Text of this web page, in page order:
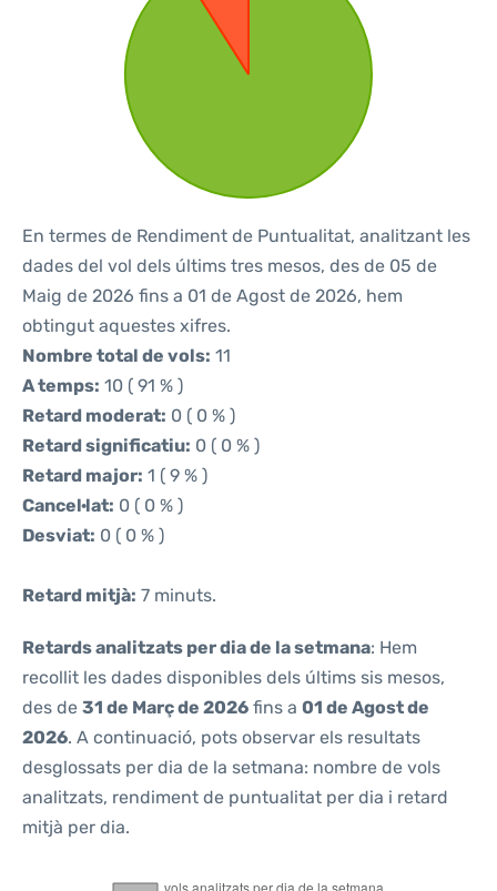
En termes de Rendiment de Puntualitat, analitzant les
dades del vol dels últims tres mesos, des de 05 de
Maig de 2026 fins a 01 de Agost de 2026, hem
obtingut aquestes xifres.
Nombre total de vols: 11
A temps: 10 ( 91 % )
Retard moderat: 0 ( 0 % )
Retard significatiu: 0 ( 0 % )
Retard major: 1 ( 9 % )
Cancel·lat: 0 ( 0 % )
Desviat: 0 ( 0 % )
Retard mitjà: 7 minuts.
Retards analitzats per dia de la setmana: Hem
recollit les dades disponibles dels últims sis mesos,
des de 31 de Març de 2026 fins a 01 de Agost de
2026. A continuació, pots observar els resultats
desglossats per dia de la setmana: nombre de vols
analitzats, rendiment de puntualitat per dia i retard
mitjà per dia.